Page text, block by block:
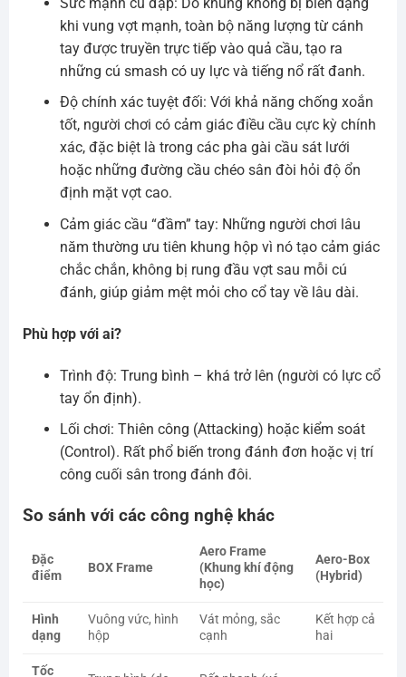
khi vung vợt mạnh, toàn bộ năng lượng từ cánh
tay được truyền trực tiếp vào quả cầu, tạo ra
những cú smash có uy lực và tiếng nổ rất đanh.
Độ chính xác tuyệt đối: Với khả năng chống xoắn
tốt, người chơi có cảm giác điều cầu cực kỳ chính
xác, đặc biệt là trong các pha gài cầu sát lưới
hoặc những đường cầu chéo sân đòi hỏi độ ổn
định mặt vợt cao.
Cảm giác cầu “đầm” tay: Những người chơi lâu
năm thường ưu tiên khung hộp vì nó tạo cảm giác
chắc chắn, không bị rung đầu vợt sau mỗi cú
đánh, giúp giảm mệt mỏi cho cổ tay về lâu dài.
Phù hợp với ai?
Trình độ: Trung bình – khá trở lên (người có lực cổ
tay ổn định).
Lối chơi: Thiên công (Attacking) hoặc kiểm soát
(Control). Rất phổ biến trong đánh đơn hoặc vị trí
công cuối sân trong đánh đôi.
So sánh với các công nghệ khác
Đặc
điểm
BOX Frame
Aero Frame
(Khung khí động
học)
Aero-Box
(Hybrid)
Hình
dạng
Vuông vức, hình
hộp
Vát mỏng, sắc
cạnh
Kết hợp cả
hai
Tốc